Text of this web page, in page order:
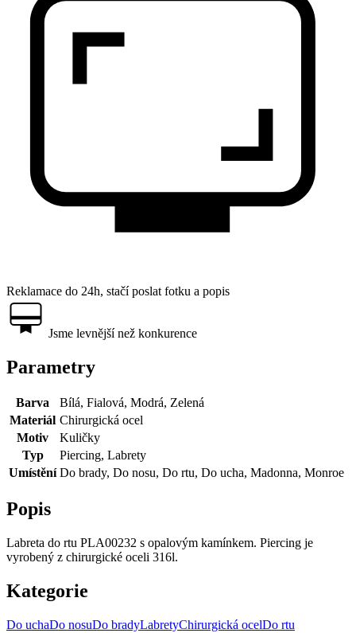
Reklamace do 24h, stačí poslat fotku a popis
Jsme levnější než konkurence
Parametry
Barva
Bílá, Fialová, Modrá, Zelená
Materiál Chirurgická ocel
Motiv
Kuličky
Typ
Piercing, Labrety
Umístění Do brady, Do nosu, Do rtu, Do ucha, Madonna, Monroe
Popis
Labreta do rtu PLA00232 s opalovým kamínkem. Piercing je
vyrobený z chirurgické oceli 316l.
Kategorie
Do uchaDo nosuDo bradyLabretyChirurgická ocelDo rtu